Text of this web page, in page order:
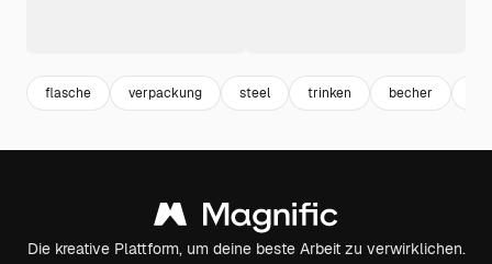
flasche verpackung steel trinken becher
Die kreative Plattform, um deine beste Arbeit zu verwirklichen.